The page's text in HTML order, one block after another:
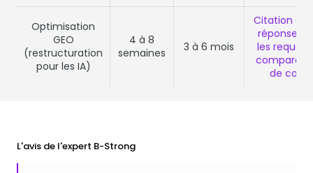
Optimisation
GEO
(restructuration
pour les IA)
4 à 8
semaines
3 à 6 mois
Citation
réponses
les
de
L'avis de l'expert B-Strong